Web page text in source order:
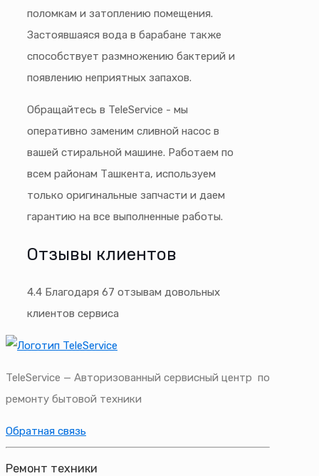
поломкам и затоплению помещения.
Застоявшаяся вода в барабане также
способствует размножению бактерий и
появлению неприятных запахов.
Обращайтесь в TeleService - мы
оперативно заменим сливной насос в
вашей стиральной машине. Работаем по
всем районам Ташкента, используем
только оригинальные запчасти и даем
гарантию на все выполненные работы.
Отзывы клиентов
4.4 Благодаря 67 отзывам довольных
клиентов сервиса
TeleService — Авторизованный сервисный центр по
ремонту бытовой техники
Обратная связь
Ремонт техники